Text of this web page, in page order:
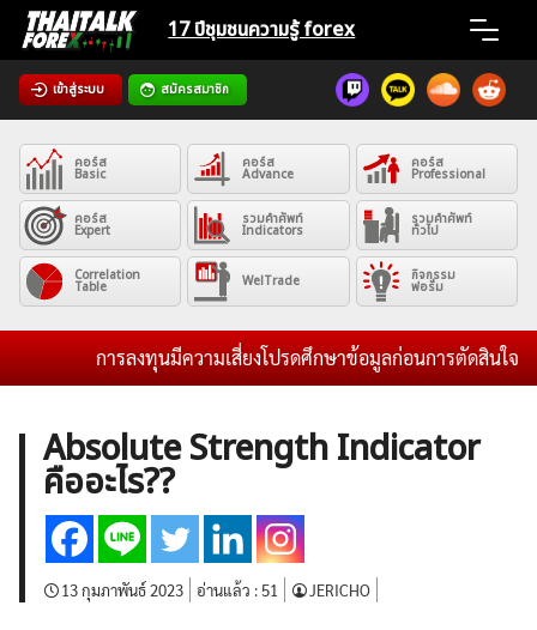
Skip
content
17 ปีชุมชนความรู้ forex
เข้าสู่ระบบ สมัครสมาชิก
Home
News
Articles
VPS Register
ค้นหา
สำหรับ:
คอร์ส
Basic
คอร์ส
Advance
คอร์ส
Professional
คอร์ส
Expert
รวมคำศัพท์
Indicators
รวมคำศัพท์
ทั่วไป
Correlation
Table WelTrade กิจกรรม
ฟอรั่ม
การลงทุนมีความเสี่ยงโปรดศึกษาข้อมูลก่อนการตัดสินใจลง
Absolute Strength Indicator
คืออะไร??
13 กุมภาพันธ์ 2023 อ่านแล้ว :51 JERICHO